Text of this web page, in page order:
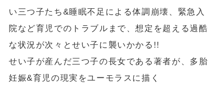
い三つ子たち&睡眠不足による体調崩壊、緊急入
院など育児でのトラブルまで、想定を超える過酷
な状況が次々とせい子に襲いかかる!!
せい子が産んだ三つ子の長女である著者が、多胎
妊娠&育児の現実をユーモラスに描く